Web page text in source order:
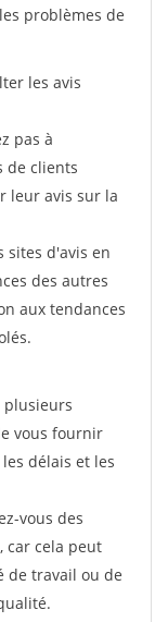
problèmes de
les avis
pas à
de clients
leur avis sur la
sites d'avis en
des autres
aux tendances
plusieurs
vous fournir
délais et les
vous des
car cela peut
de travail ou de